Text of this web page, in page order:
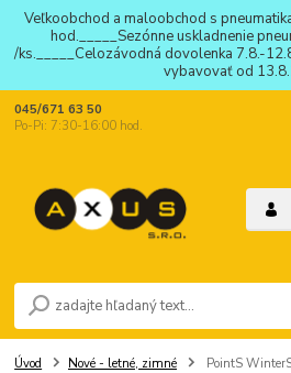
Veľkoobchod a maloobchod s
hod._____Sezónne uskladnenie
/ks._____Celozávodná dovolenka 7.8.-
vybavovať od
045/671 63 50
Po-Pi: 7:30-16:00 hod.
Úvod Nové - letné, zimné PointS